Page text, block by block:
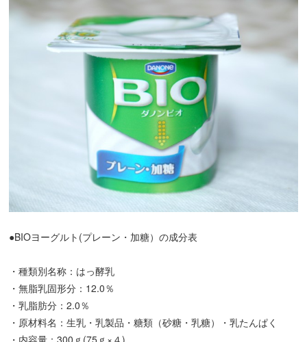
●BIOヨーグルト(プレーン・加糖）の成分表
・種類別名称：はっ酵乳
・無脂乳固形分：12.0％
・乳脂肪分：2.0％
・原材料名：生乳・乳製品・糖類（砂糖・乳糖）・乳たんぱく
・内容量：300ｇ(75ｇ×４)